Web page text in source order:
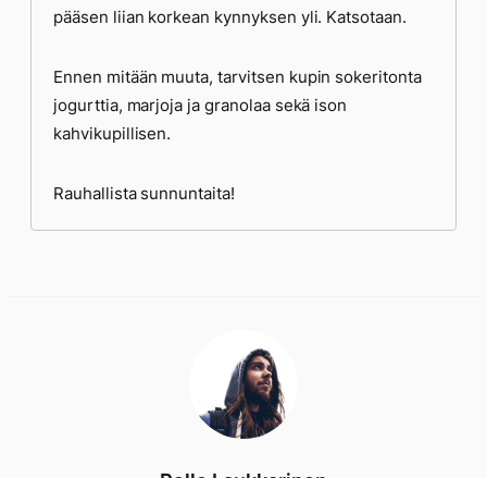
pääsen liian korkean kynnyksen yli. Katsotaan.
Ennen mitään muuta, tarvitsen kupin sokeritonta
jogurttia, marjoja ja granolaa sekä ison
kahvikupillisen.
Rauhallista sunnuntaita!